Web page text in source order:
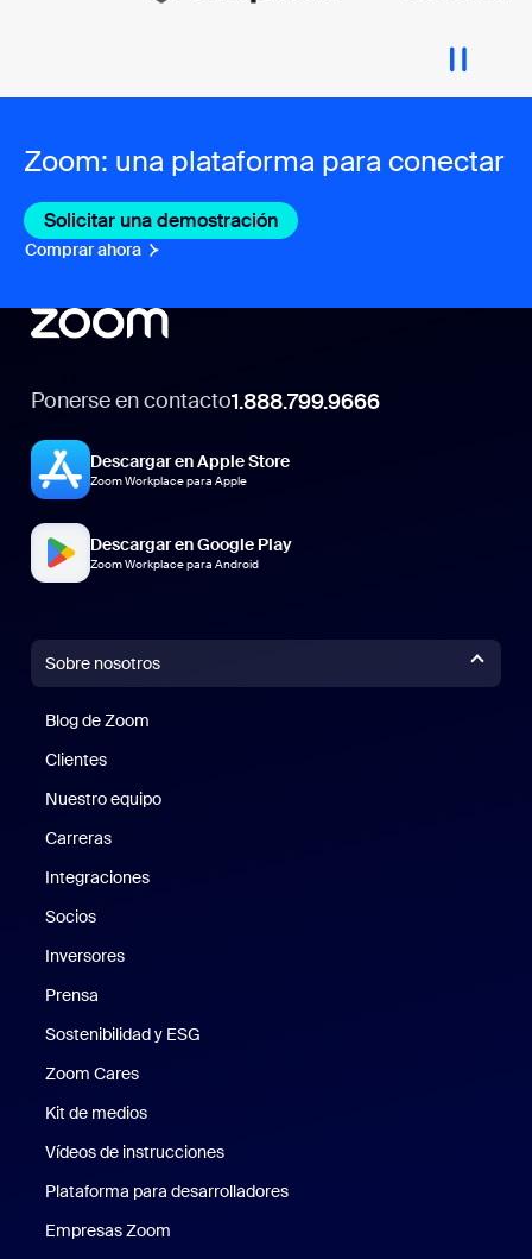
Zoom: una plataforma para conectar
Solicitar una demostración
Comprar ahora
Ponerse en contacto1.888.799.9666
Descargar en Apple Store
Zoom Workplace para Apple
Descargar en Google Play
Zoom Workplace para Android
Sobre nosotros
Blog de Zoom
Clientes
Nuestro equipo
Carreras
Integraciones
Socios
Inversores
Prensa
Sostenibilidad y ESG
Zoom Cares
Kit de medios
Vídeos de instrucciones
Plataforma para desarrolladores
Empresas Zoom